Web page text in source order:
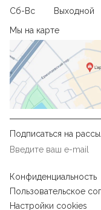
Сб-Вс
Выходной
Мы на карте
Подписаться на
Конфиденциальность
Пользовательское
Настройки cookies